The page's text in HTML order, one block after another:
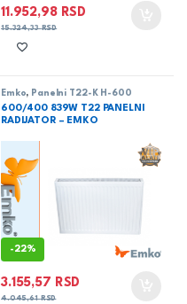
11.952,98 RSD
15.324,33RSD
Emko, Panelni T22-K H-600
600/400 839W T22 PANELNI
RADIJATOR – EMKO
-22%
3.155,57 RSD
4.045,61RSD